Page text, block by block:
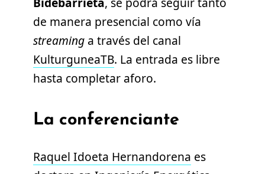
de manera presencial como vía
streaming a través del canal
KulturguneaTB. La entrada es libre
hasta completar aforo.
La conferenciante
Raquel Idoeta Hernandorena es